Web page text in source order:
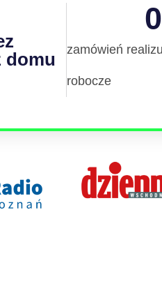
domu
zamówień
robocze
0